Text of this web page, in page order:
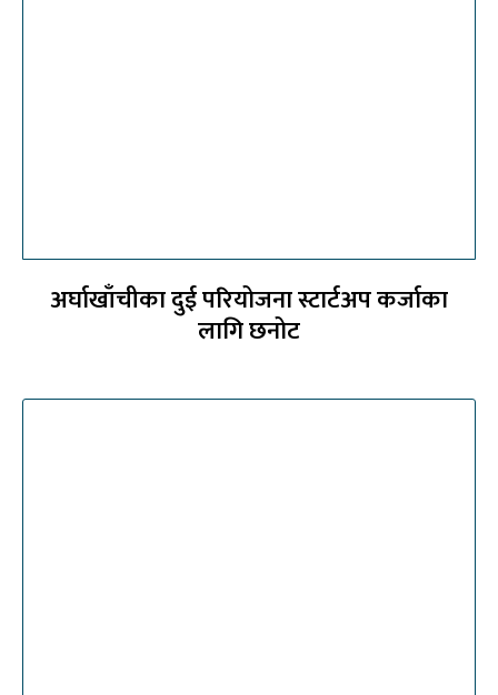
अर्घाखाँचीका दुई परियोजना स्टार्टअप कर्जाका
लागि छनोट